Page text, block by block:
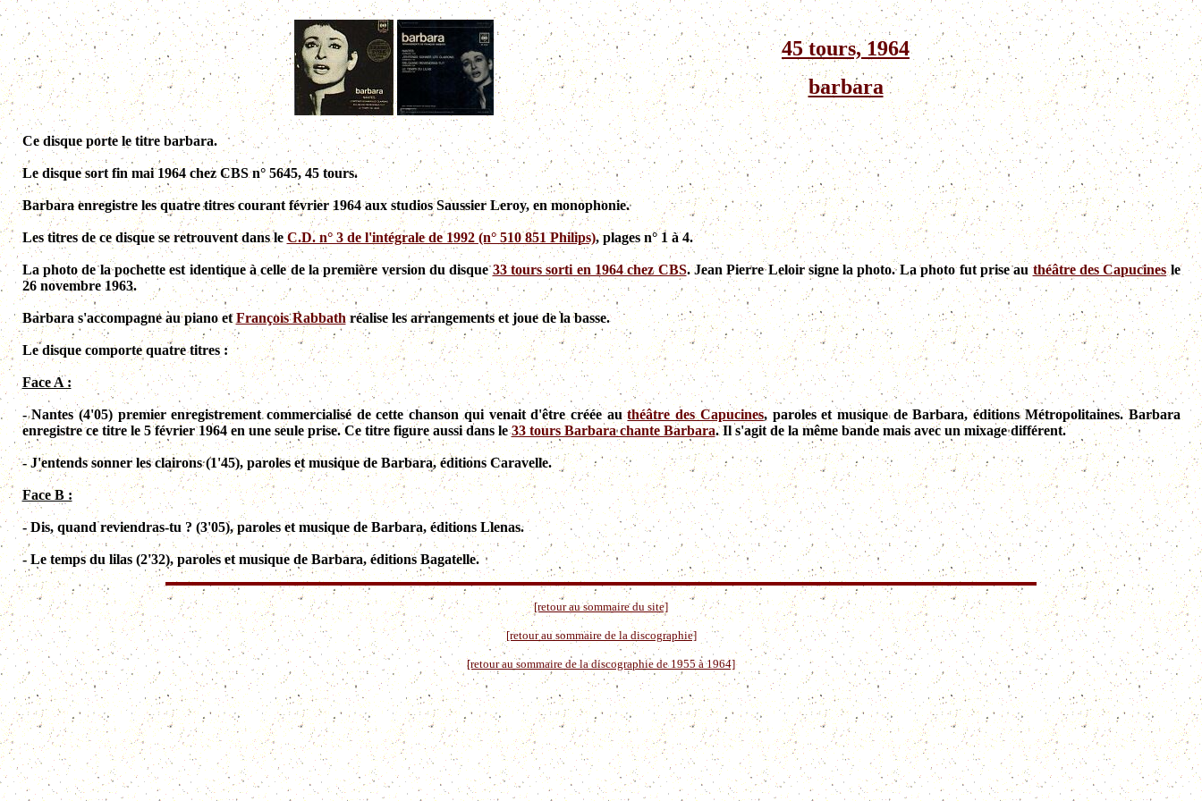
45 tours, 1964
barbara
Ce disque porte le titre barbara.
Le disque sort fin mai 1964 chez CBS n° 5645, 45 tours.
Barbara enregistre les quatre titres courant février 1964 aux studios Saussier Leroy, en monophonie.
Les titres de ce disque se retrouvent dans leC.D. n° 3 de l'intégrale de 1992 (n° 510 851 Philips), plages n° 1 à 4.
La photo de la pochette est identique à celle de la première version du disque33 tours sorti en 1964 chez CBS. Jean Pierre Leloir signe la photo. La photo fut prise authéâtre des Capucinesle
26 novembre 1963.
Barbara s'accompagne au piano etFrançois Rabbathréalise les arrangements et joue de la basse.
Le disque comporte quatre titres :
Face A :
- Nantes (4'05) premier enregistrement commercialisé de cette chanson qui venait d'être créée authéâtre des Capucines, paroles et musique de Barbara, éditions Métropolitaines. Barbara
enregistre ce titre le 5 février 1964 en une seule prise. Ce titre figure aussi dans le33 tours Barbara chante Barbara. Il s'agit de la même bande mais avec un mixage différent.
- J'entends sonner les clairons (1'45), paroles et musique de Barbara, éditions Caravelle.
Face B :
- Dis, quand reviendras-tu ? (3'05), paroles et musique de Barbara, éditions Llenas.
- Le temps du lilas (2'32), paroles et musique de Barbara, éditions Bagatelle.
[retour au sommaire du site]
[retour au sommaire de la discographie]
[retour au sommaire de la discographie de 1955 à 1964]